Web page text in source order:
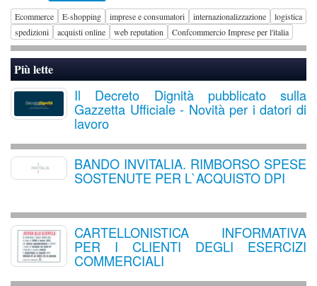
Ecommerce E-shopping imprese e consumatori internazionalizzazione
logistica
spedizioni
acquisti online web reputation Confcommercio Imprese per l'italia
Più lette
Il Decreto Dignità pubblicato sulla
Gazzetta Ufficiale - Novità per i datori di
lavoro
BANDO INVITALIA. RIMBORSO SPESE
SOSTENUTE PER L`ACQUISTO DPI
CARTELLONISTICA INFORMATIVA
PER I CLIENTI DEGLI ESERCIZI
COMMERCIALI